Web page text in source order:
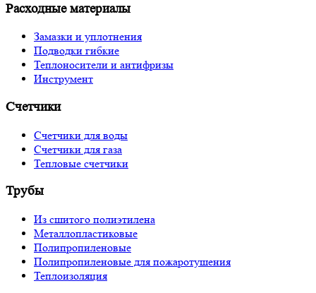
Расходные материалы
Замазки и уплотнения
Подводки гибкие
Теплоносители и антифризы
Инструмент
Счетчики
Счетчики для воды
Счетчики для газа
Тепловые счетчики
Трубы
Из сшитого полиэтилена
Металлопластиковые
Полипропиленовые
Полипропиленовые для пожаротушения
Теплоизоляция